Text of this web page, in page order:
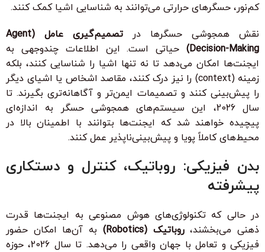
کم‌نور، حسگرهای حرارتی می‌توانند به شناسایی اشیا کمک کنند.
نقش همجوشی حسگرها در
تصمیم‌گیری عامل (Agent
Decision-Making)
حیاتی است. این اطلاعات چندوجهی به
ایجنت‌ها امکان می‌دهد تا نه تنها اشیا را شناسایی کنند، بلکه
زمینه (context) را نیز درک کنند، مقاصد اشخاص یا اشیای دیگر
را پیش‌بینی کنند و تصمیمات ایمن‌تر و آگاهانه‌تری بگیرند. تا
سال 2026، این سیستم‌های همجوشی حسگر به اندازه‌ای
پیچیده خواهند شد که ایجنت‌ها بتوانند با اطمینان بالا در
محیط‌های کاملاً پویا و پیش‌بینی‌ناپذیر عمل کنند.
بدن فیزیکی: روباتیک، کنترل و دستکاری
پیشرفته
در حالی که تکنولوژی‌های هوش مصنوعی به ایجنت‌ها قدرت
ذهنی می‌بخشند،روباتیک (Robotics)
به آن‌ها امکان حضور
فیزیکی و تعامل با جهان واقعی را می‌دهد. تا سال 2026، حوزه